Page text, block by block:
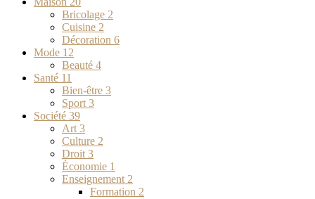
Bricolage 2
Cuisine 2
Décoration 6
Mode 12
Beauté 4
Santé 11
Bien-être 3
Sport 3
Société 39
Art 3
Culture 2
Droit 3
Économie 1
Enseignement 2
Formation 2